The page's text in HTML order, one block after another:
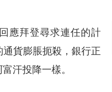
應拜登尋求連任的計
貨膨脹扼殺，銀行正
汗投降一樣。